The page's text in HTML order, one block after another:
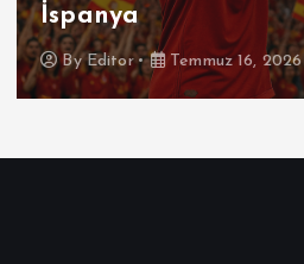
İspanya
ByEditor Temmuz 16, 2026